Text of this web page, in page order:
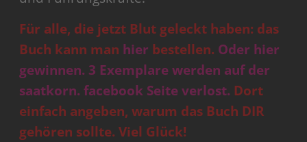
Für alle, die jetzt Blut geleckt haben: das
Buch kann man hier bestellen. Oder hier
gewinnen. 3 Exemplare werden auf der
saatkorn. facebook Seite verlost. Dort
einfach angeben, warum das Buch DIR
gehören sollte. Viel Glück!